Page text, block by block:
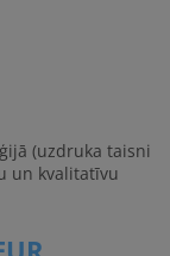
(uzdruka taisni
un kvalitatīvu